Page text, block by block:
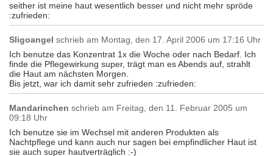
seither ist meine haut wesentlich besser und nicht mehr spröde
:zufrieden:
Sligoangel schrieb am Montag, den 17. April 2006 um 17:16 Uhr
Ich benutze das Konzentrat 1x die Woche oder nach Bedarf. Ich
finde die Pflegewirkung super, trägt man es Abends auf, strahlt
die Haut am nächsten Morgen.
Bis jetzt, war ich damit sehr zufrieden :zufrieden:
Mandarinchen schrieb am Freitag, den 11. Februar 2005 um
09:18 Uhr
Ich benutze sie im Wechsel mit anderen Produkten als
Nachtpflege und kann auch nur sagen bei empfindlicher Haut ist
sie auch super hautverträglich :-)